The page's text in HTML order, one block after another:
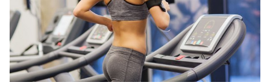
in zgodovina jih ima rada.